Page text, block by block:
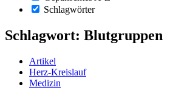
Schlagwörter
Schlagwort: Blutgruppen
Artikel
Herz-Kreislauf
Medizin